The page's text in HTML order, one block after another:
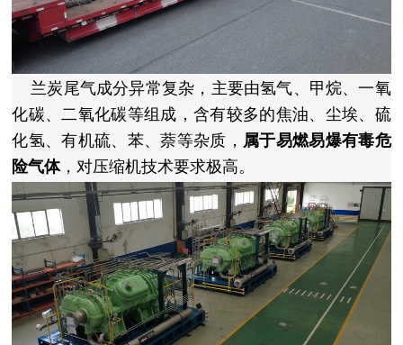
兰炭尾气成分异常复杂，主要由氢气、甲烷、一氧
化碳、二氧化碳等组成，含有较多的焦油、尘埃、硫
化氢、有机硫、苯、萘等杂质， 属于易燃易爆有毒危
险气体，对压缩机技术要求极高。